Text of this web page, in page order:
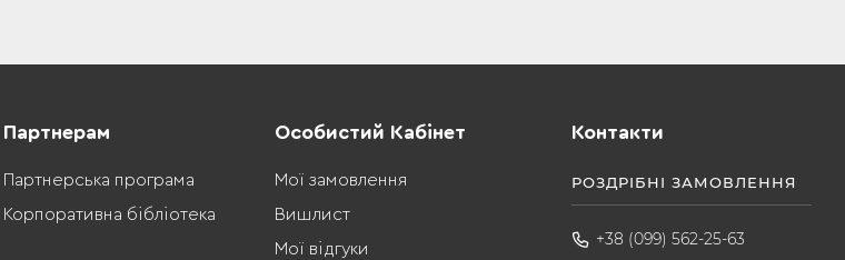
Партнерам
Партнерська програма
Корпоративна бібліотека
Особистий Кабінет
Мої замовлення
Вишлист
Мої відгуки
Контакти
РОЗДРІБНІ ЗАМОВЛЕННЯ
+38 (099) 562-25-63